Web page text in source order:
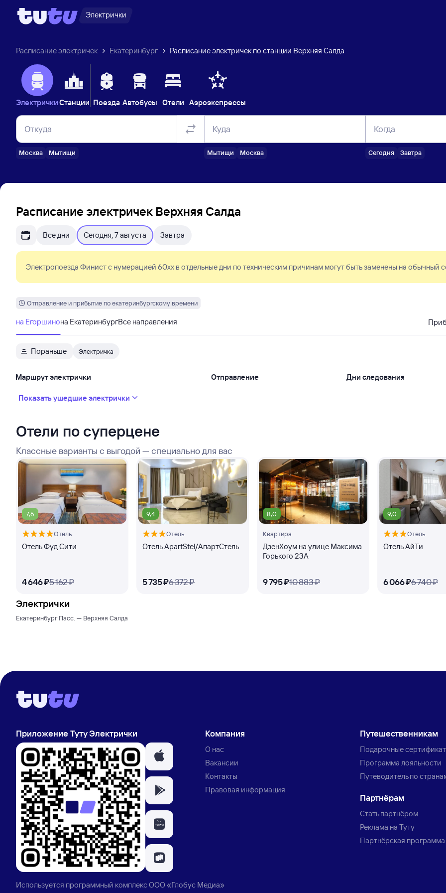
Электрички
Расписание электричек Екатеринбург Расписание электричек по станции Верхняя Салда
ЭлектричкиСтанции Поезда Автобусы Отели Аэроэкспрессы
Откуда
Москва Мытищи
Куда
Мытищи Москва
Когда
Сегодня Завтра
Расписание электричек Верхняя Салда
Все дни Сегодня, 7 августа Завтра
Электропоезда Финист с нумерацией 60xx в отдельные дни по техническим причинам могут быть заменены на обычный
Отправление и прибытие по екатеринбургскому времени
на Егоршинона ЕкатеринбургВсе направления
Пораньше Электричка
Маршрут электрички Отправление Дни следования
Показать ушедшие электрички
Отели по суперцене
Классные варианты с выгодой — специально для вас
7,6
Отель
Отель Фуд Сити
4 ⁠646 ⁠₽5 ⁠162 ⁠₽
9,4
Отель
Отель ApartStel/АпартСтель
5 ⁠735 ⁠₽6 ⁠372 ⁠₽
8,0
Квартира
ДзенХоум на улице Максима
Горького 23А
9 ⁠795 ⁠₽10 ⁠883 ⁠₽
9,0
Отель
Отель АйТи
6 ⁠066 ⁠₽6 ⁠740 ⁠₽
Электрички
Екатеринбург Пасс. — Верхняя Салда
Приложение Туту Электрички Компания
О нас
Вакансии
Контакты
Правовая информация
Путешественникам
Подарочные
Программа лояльности
Путеводитель по
Партнёрам
Стать партнёром
Реклама на Туту
Партнёрская программа
Используется программный комплексООО «Глобус Медиа»